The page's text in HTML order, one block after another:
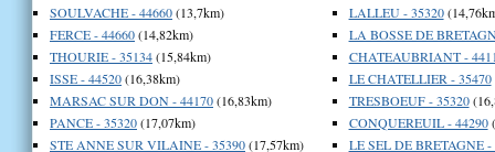
SOULVACHE - 44660(13,7km)
FERCE - 44660(14,82km)
THOURIE - 35134(15,84km)
ISSE - 44520(16,38km)
MARSAC SUR DON - 44170(16,83km)
PANCE - 35320(17,07km)
STE ANNE SUR VILAINE - 35390(17,57km)
LALLEU - 35320
LA BOSSE DE
CHATEAUBRIANT -
LE CHATELLIER - 35470
TRESBOEUF - 35320
CONQUEREUIL - 44290
LE SEL DE BRETAGNE -